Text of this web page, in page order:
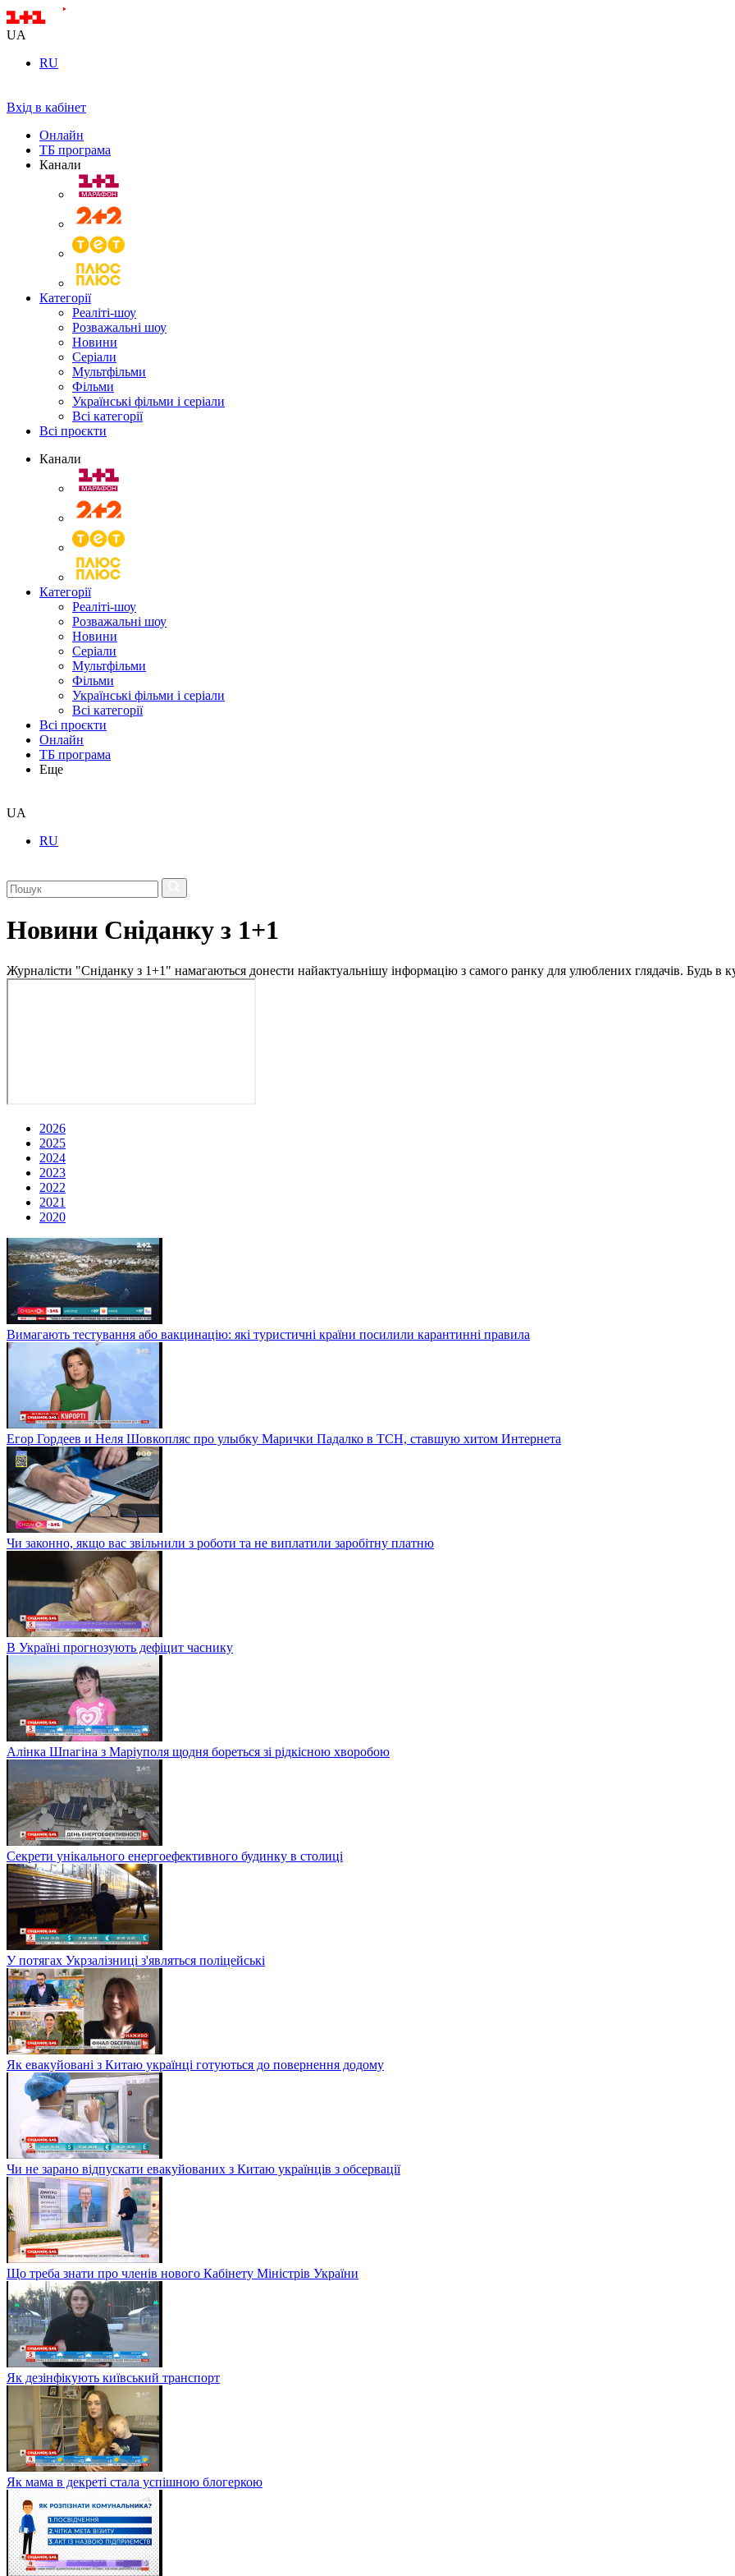
UA
RU
Вхід в кабінет
Онлайн
ТБ програма
Канали
Категорії
Реаліті-шоу
Розважальні шоу
Новини
Серіали
Мультфільми
Фільми
Українські фільми і серіали
Всі категорії
Всі проєкти
Канали
Категорії
Реаліті-шоу
Розважальні шоу
Новини
Серіали
Мультфільми
Фільми
Українські фільми і серіали
Всі категорії
Всі проєкти
Онлайн
ТБ програма
Еще
UA
RU
Новини Сніданку з 1+1
Журналісти "Сніданку з 1+1" намагаються донести найактуальнішу інформацію з самого ранку для улюблених глядачів. Будь в
2026
2025
2024
2023
2022
2021
2020
Вимагають тестування або вакцинацію: які туристичні країни посилили карантинні правила
Егор Гордеев и Неля Шовкопляс про улыбку Марички Падалко в ТСН, ставшую хитом Интернета
Чи законно, якщо вас звільнили з роботи та не виплатили заробітну платню
В Україні прогнозують дефіцит часнику
Алінка Шпагіна з Маріуполя щодня бореться зі рідкісною хворобою
Секрети унікального енергоефективного будинку в столиці
У потягах Укрзалізниці з'являться поліцейські
Як евакуйовані з Китаю українці готуються до повернення додому
Чи не зарано відпускати евакуйованих з Китаю українців з обсервації
Що треба знати про членів нового Кабінету Міністрів України
Як дезінфікують київський транспорт
Як мама в декреті стала успішною блогеркою